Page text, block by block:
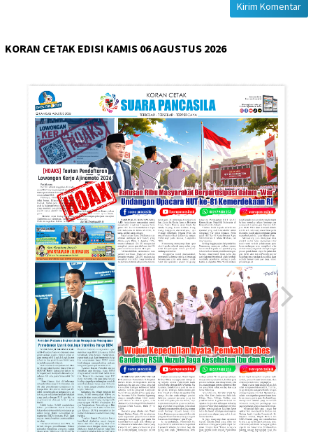
KORAN CETAK EDISI KAMIS 06 AGUSTUS 2026